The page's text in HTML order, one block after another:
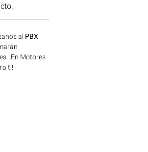
disponible en
al PBX
¡En Motores
ti!